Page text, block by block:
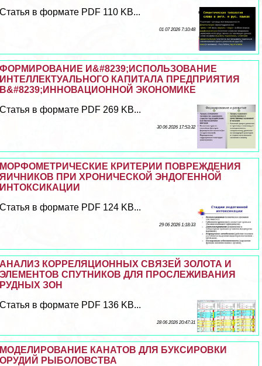
Статья в формате PDF 110 KB...
01 07 2026 7:10:48
ФОРМИРОВАНИЕ И&#8239;ИСПОЛЬЗОВАНИЕ
ИНТЕЛЛЕКТУАЛЬНОГО КАПИТАЛА ПРЕДПРИЯТИЯ
В&#8239;ИННОВАЦИОННОЙ ЭКОНОМИКЕ
Статья в формате PDF 269 KB...
30 06 2026 17:53:32
МОРФОМЕТРИЧЕСКИЕ КРИТЕРИИ ПОВРЕЖДЕНИЯ
ЯИЧНИКОВ ПРИ ХРОНИЧЕСКОЙ ЭНДОГЕННОЙ
ИНТОКСИКАЦИИ
Статья в формате PDF 124 KB...
29 06 2026 1:18:33
АНАЛИЗ КОРРЕЛЯЦИОННЫХ СВЯЗЕЙ ЗОЛОТА И
ЭЛЕМЕНТОВ СПУТНИКОВ ДЛЯ ПРОСЛЕЖИВАНИЯ
РУДНЫХ ЗОН
Статья в формате PDF 136 KB...
28 06 2026 20:47:31
МОДЕЛИРОВАНИЕ КАНАТОВ ДЛЯ БУКСИРОВКИ
ОРУДИЙ РЫБОЛОВСТВА